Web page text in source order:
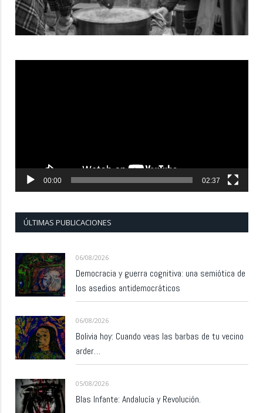
00:00 02:37
ÚLTIMAS PUBLICACIONES
06/08/2026
Democracia y guerra cognitiva: una semiótica de
los asedios antidemocráticos
06/08/2026
Bolivia hoy: Cuando veas las barbas de tu vecino
arder…
05/08/2026
Blas Infante: Andalucía y Revolución.